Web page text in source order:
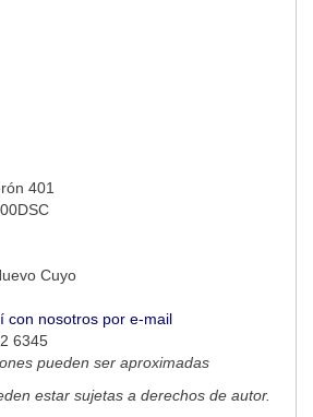
401
Cuyo
con nosotros por e-mail
6345
pueden ser aproximadas
estar sujetas a derechos de autor.